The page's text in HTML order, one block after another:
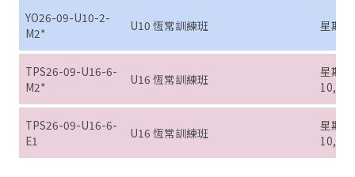
YO26-09-U10-2-
M2*
U10 恆常訓練班 星期
TPS26-09-U16-6-
M2*
U16 恆常訓練班
星期
10,
TPS26-09-U16-6-
E1
U16 恆常訓練班
星期
10,